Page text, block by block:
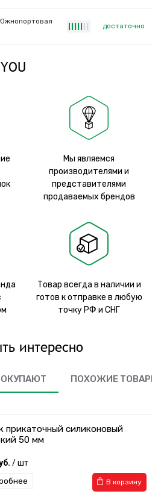
достаточно
Мы являемся
производителями и
представителями
продаваемых брендов
Товар всегда в наличии и
готов к отправке в любую
точку РФ и СНГ
интересно
ПОХОЖИЕ ТОВАРЫ
прикаточный силиконовый
50 мм
/ шт
В корзину